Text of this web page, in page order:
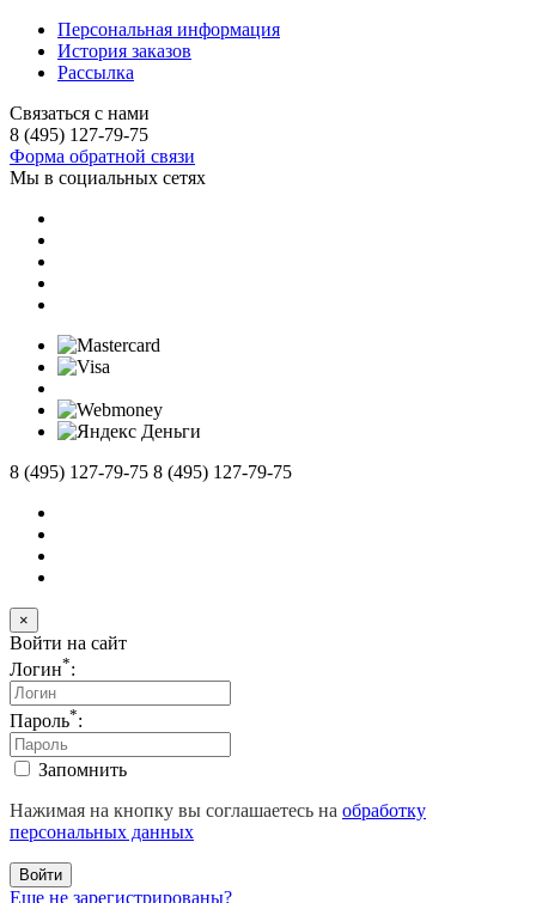
Персональная информация
История заказов
Рассылка
Связаться с нами
8 (495) 127-79-75
Форма обратной связи
Мы в социальных сетях
8 (495) 127-79-75 8 (495) 127-79-75
×
Войти на сайт
Логин*:
Пароль*:
Запомнить
Нажимая на кнопку вы соглашаетесь на обработку
персональных данных
Войти
Еще не зарегистрированы?